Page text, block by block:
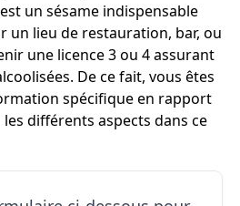
un sésame indispensable
un lieu de restauration, bar, ou
une licence 3 ou 4 assurant
De ce fait, vous êtes
spécifique en rapport
différents aspects dans ce